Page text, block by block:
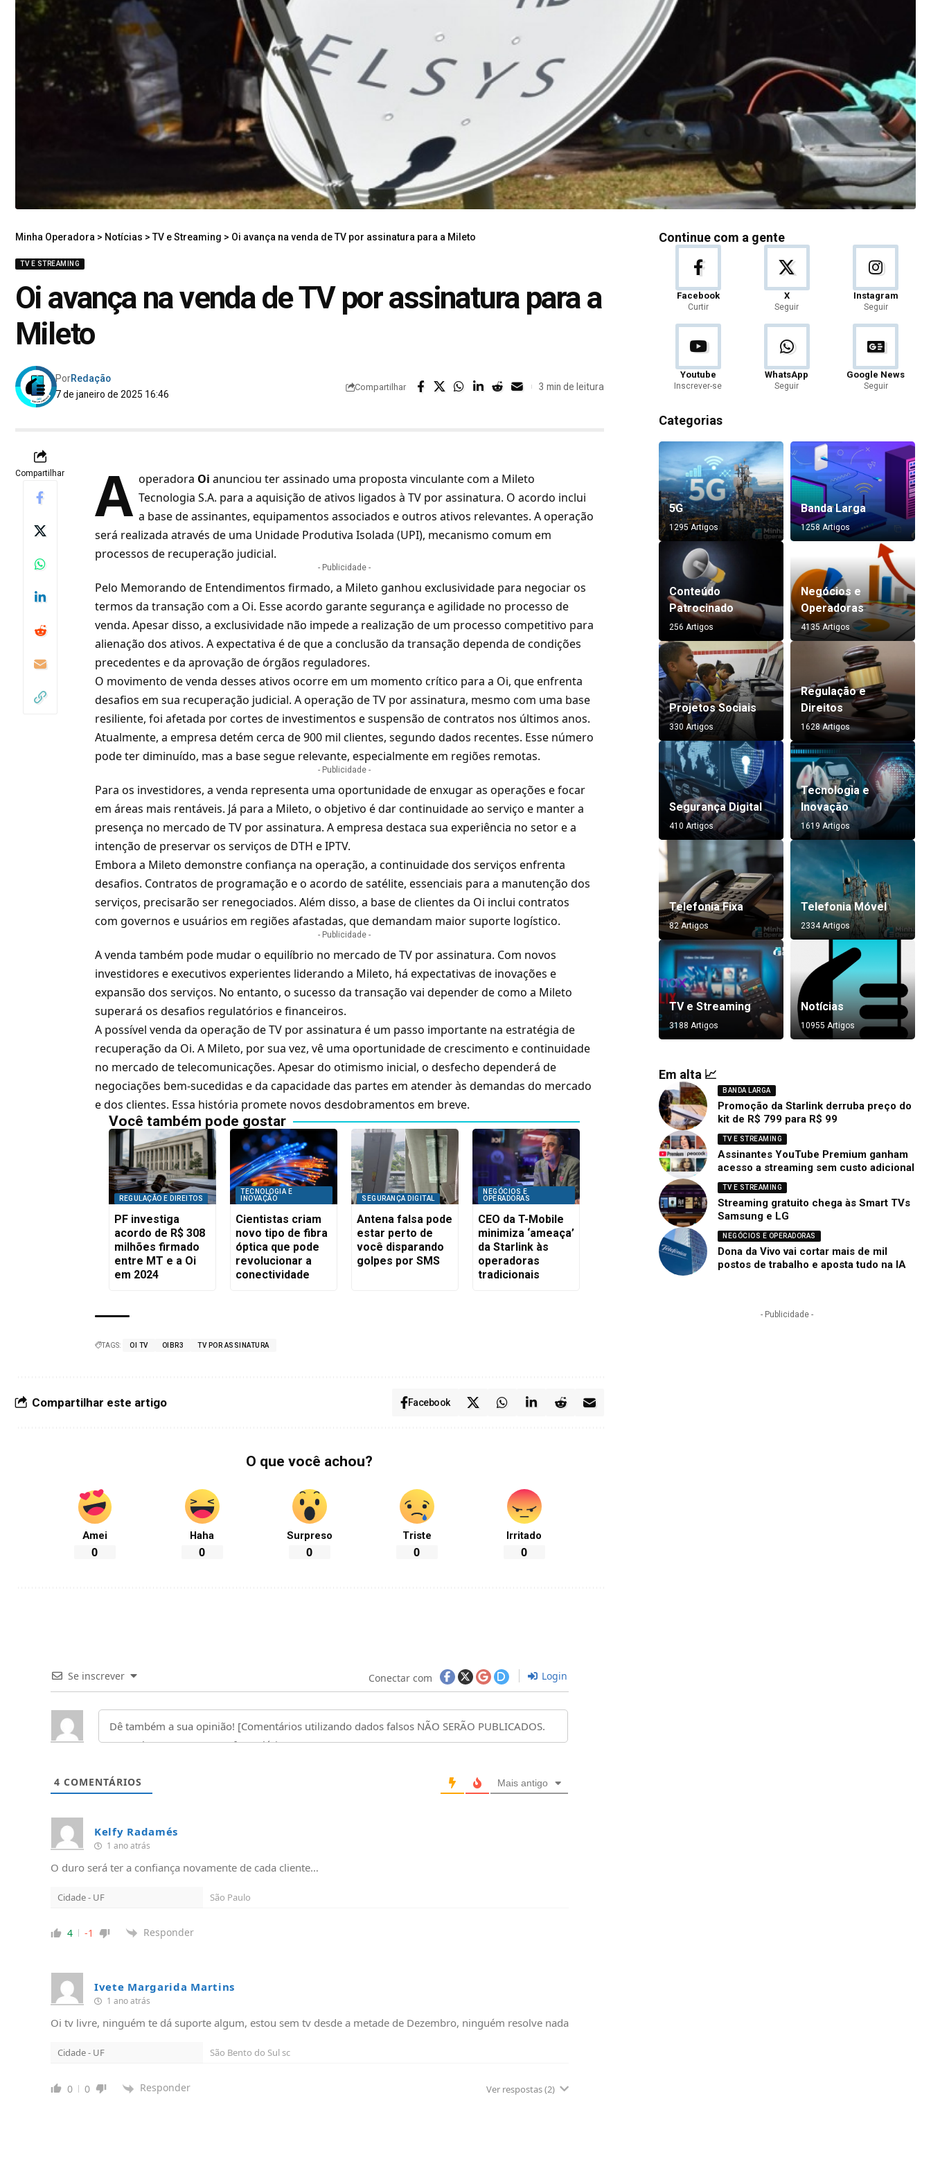
Minha Operadora > Notícias > TV e Streaming > Oi avança na venda de TV por assinatura para a Mileto
TV E STREAMING
Oi avança na venda de TV por assinatura para a
Mileto
7 de janeiro de 2025 16:46
PorRedação
Compartilhar 3 min de leitura
Compartilhar A operadora Oi anunciou ter assinado uma proposta vinculante com a Mileto
Tecnologia S.A. para a aquisição de ativos ligados à TV por assinatura. O acordo inclui
a base de assinantes, equipamentos associados e outros ativos relevantes. A operação
será realizada através de uma Unidade Produtiva Isolada (UPI), mecanismo comum em
processos de recuperação judicial.
- Publicidade -
Pelo Memorando de Entendimentos firmado, a Mileto ganhou exclusividade para negociar os
termos da transação com a Oi. Esse acordo garante segurança e agilidade no processo de
venda. Apesar disso, a exclusividade não impede a realização de um processo competitivo para
alienação dos ativos. A expectativa é de que a conclusão da transação dependa de condições
precedentes e da aprovação de órgãos reguladores.
O movimento de venda desses ativos ocorre em um momento crítico para a Oi, que enfrenta
desafios em sua recuperação judicial. A operação de TV por assinatura, mesmo com uma base
resiliente,foi afetada por cortes de investimentos e suspensão de contratos nos últimos anos.
Atualmente, a empresa detém cerca de 900 mil clientes, segundo dados recentes. Esse número
pode ter diminuído, mas a base segue relevante, especialmente em regiões remotas.
- Publicidade -
Para os investidores, a venda representa uma oportunidade de enxugar as operações e focar
em áreas mais rentáveis. Já para a Mileto, o objetivo é dar continuidade ao serviço e manter a
presença no mercado de TV por assinatura. A empresa destaca sua experiência no setor e a
intenção de preservar os serviços de DTH e IPTV.
Embora a Mileto demonstre confiança na operação, a continuidade dos serviços enfrenta
desafios. Contratos de programação e o acordo de satélite, essenciais para a manutenção dos
serviços, precisarão ser renegociados. Além disso, a base de clientes da Oi inclui contratos
com governos e usuários em regiões afastadas, que demandam maior suporte logístico.
- Publicidade -
A venda também pode mudar o equilíbrio no mercado de TV por assinatura. Com novos
investidores e executivos experientes liderando a Mileto, há expectativas de inovações e
expansão dos serviços. No entanto, o sucesso da transação vai depender de como a Mileto
superará os desafios regulatórios e financeiros.
A possível venda da operação de TV por assinatura é um passo importante na estratégia de
recuperação da Oi. A Mileto, por sua vez, vê uma oportunidade de crescimento e continuidade
no mercado de telecomunicações. Apesar do otimismo inicial, o desfecho dependerá de
negociações bem-sucedidas e da capacidade das partes em atender às demandas do mercado
e dos clientes. Essa história promete novos desdobramentos em breve.
Você também pode gostar
REGULAÇÃO E DIREITOS
PF investiga
acordo de R$ 308
milhões firmado
entre MT e a Oi
em 2024
TECNOLOGIA E
INOVAÇÃO
Cientistas criam
novo tipo de fibra
óptica que pode
revolucionar a
conectividade
SEGURANÇA DIGITAL
Antena falsa pode
estar perto de
você disparando
golpes por SMS
NEGÓCIOS E
OPERADORAS
CEO da T-Mobile
minimiza ‘ameaça’
da Starlink às
operadoras
tradicionais
TAGS: OI TV OIBR3 TV POR ASSINATURA
Compartilhar este artigo Facebook
O que você achou?
Amei
0
Haha
0
Surpreso
0
Triste
0
Irritado
0
Se inscrever Conectar com Login
4 COMENTÁRIOS Mais antigo
Kelfy Radamés
1 ano atrás
O duro será ter a confiança novamente de cada cliente…
Cidade - UF São Paulo
4 -1 Responder
Ivete Margarida Martins
1 ano atrás
Oi tv livre, ninguém te dá suporte algum, estou sem tv desde a metade de Dezembro, ninguém resolve nada
Cidade - UF São Bento do Sul sc
0 0 Responder Ver respostas(2)
Continue com a gente
Facebook
Curtir
X
Seguir
Instagram
Seguir
Youtube
Inscrever-se
WhatsApp
Seguir
Google News
Seguir
Categorias
5G
1295 Artigos
Banda Larga
1258 Artigos
Conteúdo
Patrocinado
256 Artigos
Negócios e
Operadoras
4135 Artigos
Projetos Sociais
330 Artigos
Regulação e
Direitos
1628 Artigos
Segurança Digital
410 Artigos
Tecnologia e
Inovação
1619 Artigos
Telefonia Fixa
82 Artigos
Telefonia Móvel
2334 Artigos
TV e Streaming
3188 Artigos
Notícias
10955 Artigos
Em alta 📈
BANDA LARGA
Promoção da Starlink derruba preço do
kit de R$ 799 para R$ 99
TV E STREAMING
Assinantes YouTube Premium ganham
acesso a streaming sem custo adicional
TV E STREAMING
Streaming gratuito chega às Smart TVs
Samsung e LG
NEGÓCIOS E OPERADORAS
Dona da Vivo vai cortar mais de mil
postos de trabalho e aposta tudo na IA
- Publicidade -